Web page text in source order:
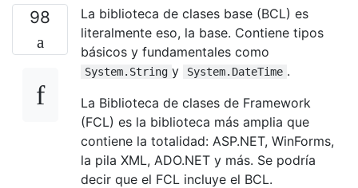
98
La biblioteca de clases base (BCL) es
literalmente eso, la base. Contiene tipos
básicos y fundamentales como
System.String y System.DateTime .
La Biblioteca de clases de Framework
(FCL) es la biblioteca más amplia que
contiene la totalidad: ASP.NET, WinForms,
la pila XML, ADO.NET y más. Se podría
decir que el FCL incluye el BCL.